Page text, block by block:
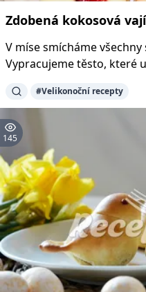
Zdobená kokosová
V míse smícháme
Vypracujeme těsto, které
#Velikonoční recepty
145